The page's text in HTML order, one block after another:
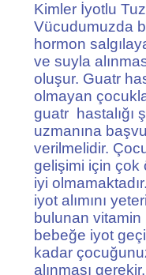
Kimler İyotlu
Vücudumuzda
hormon
ve suyla
oluşur. Guatr
olmayan
guatr hastalığı
uzmanına
verilmelidir.
gelişimi için çok
iyi
iyot alımını
bulunan
bebeğe iyot
kadar
alınması gerekir.